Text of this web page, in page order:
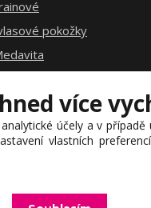
pokožky
více
účely a v případě
vlastních